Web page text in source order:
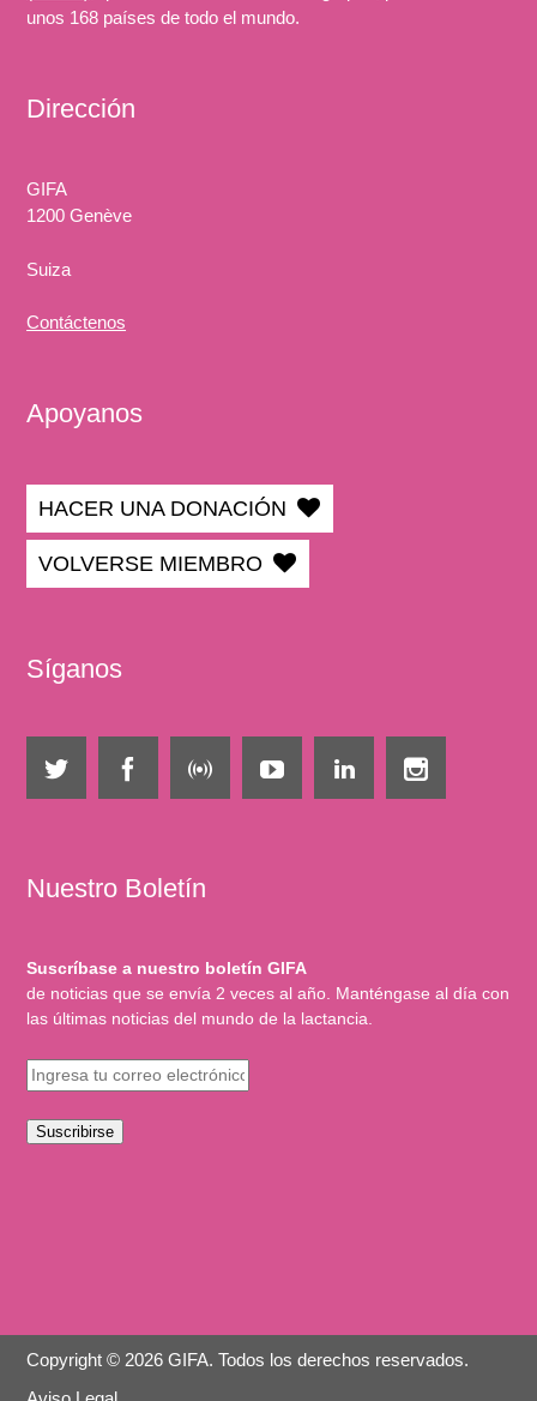
unos 168 países de todo el mundo.
Dirección
GIFA
1200 Genève
Suiza
Contáctenos
Apoyanos
HACER UNA DONACIÓN
VOLVERSE MIEMBRO
Síganos
Nuestro Boletín
Suscríbase a nuestro boletín GIFA
de noticias que se envía 2 veces al año. Manténgase al día con
las últimas noticias del mundo de la lactancia.
Suscribirse
Copyright © 2026 GIFA. Todos los derechos reservados.